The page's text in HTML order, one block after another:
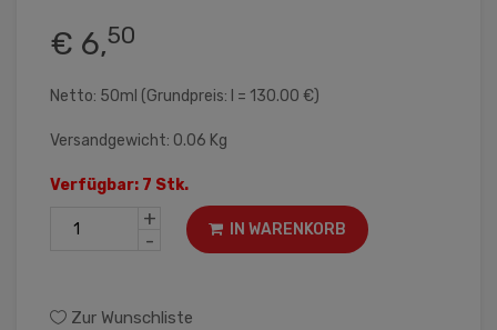
€ 6,50
Netto: 50ml (Grundpreis: l = 130.00 €)
Versandgewicht: 0.06 Kg
Verfügbar: 7 Stk.
+
-
IN WARENKORB
Zur Wunschliste